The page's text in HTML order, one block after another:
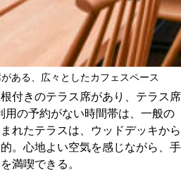
ある、広々としたカフェスペース
付きのテラス席があり、テラス席
用の予約がない時間帯は、一般の
れたテラスは、ウッドデッキから
。心地よい空気を感じながら、手
満喫できる。